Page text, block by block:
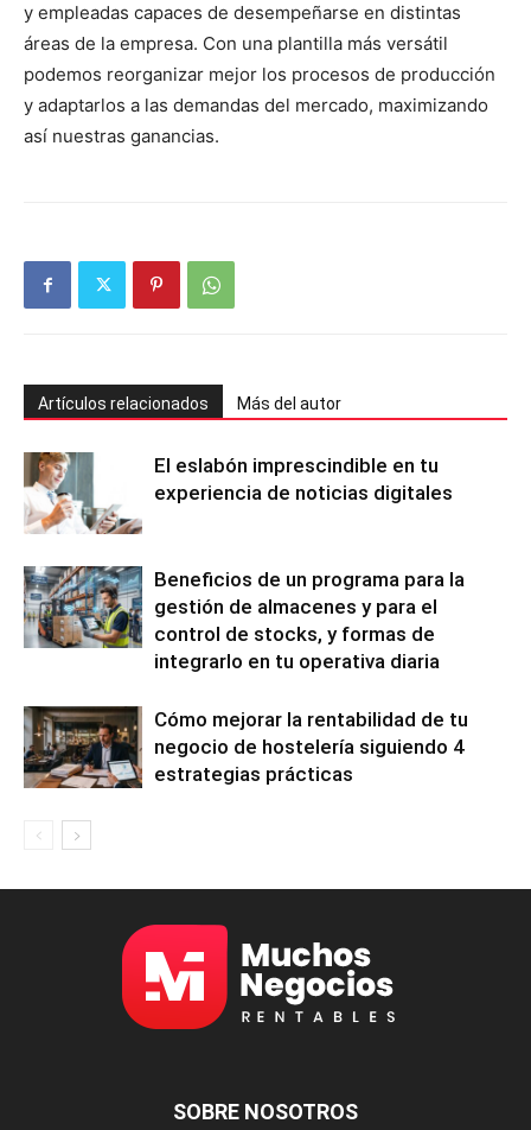
y empleadas capaces de desempeñarse en distintas
áreas de la empresa. Con una plantilla más versátil
podemos reorganizar mejor los procesos de producción
y adaptarlos a las demandas del mercado, maximizando
así nuestras ganancias.
Artículos relacionados Más del autor
El eslabón imprescindible en tu
experiencia de noticias digitales
Beneficios de un programa para la
gestión de almacenes y para el
control de stocks, y formas de
integrarlo en tu operativa diaria
Cómo mejorar la rentabilidad de tu
negocio de hostelería siguiendo 4
estrategias prácticas
SOBRE NOSOTROS